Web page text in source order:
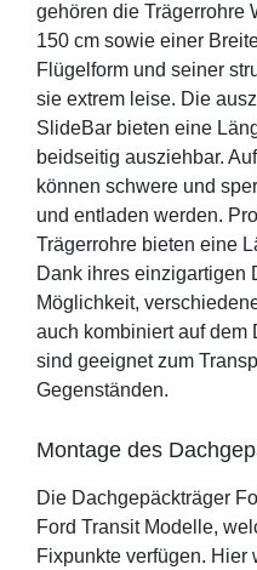
gehören die Trägerrohre
150 cm sowie einer
Flügelform und seiner
sie extrem leise. Die
SlideBar bieten eine
beidseitig ausziehbar.
können schwere und
und entladen werden.
Trägerrohre bieten eine
Dank ihres einzigartigen
Möglichkeit,
auch kombiniert auf dem
sind geeignet zum
Gegenständen.
Montage des
Die Dachgepäckträger
Ford Transit Modelle,
Fixpunkte verfügen. Hier